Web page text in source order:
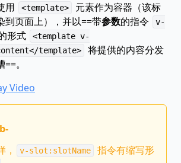
用
<template>
元素作为容器（该标
到页面上），并以==带参数的指令
v-
形式
<template v-
template>
将提供的内容分发
。
Video
，
v-slot:slotName
指令有缩写形